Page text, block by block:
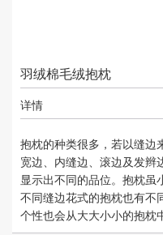
羽绒棉毛绒抱枕
详情
抱枕的种类很多，若以缝边
宽边、内缝边、滚边及发辫边羽
显示出不同的品位。抱枕虽
不同缝边花式的抱枕也有不
个性也会从大大小小的抱枕